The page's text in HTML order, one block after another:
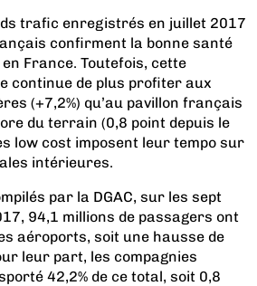
trafic enregistrés en juillet 2017
confirment la bonne santé
France. Toutefois, cette
continue de plus profiter aux
(+7,2%) qu’au pavillon français
du terrain (0,8 point depuis le
low cost imposent leur tempo sur
intérieures.
par la DGAC, sur les sept
94,1 millions de passagers ont
aéroports, soit une hausse de
leur part, les compagnies
42,2% de ce total, soit 0,8